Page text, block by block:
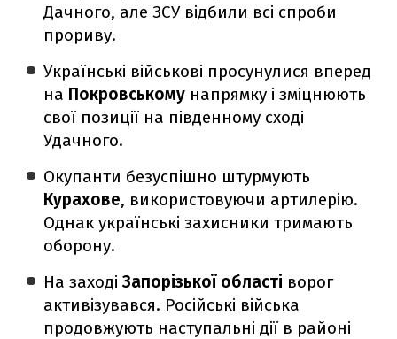
Дачного, але ЗСУ відбили всі спроби
прориву.
Українські військові просунулися вперед
на Покровському напрямку і зміцнюють
свої позиції на південному сході
Удачного.
Окупанти безуспішно штурмують
Курахове, використовуючи артилерію.
Однак українські захисники тримають
оборону.
На заходіЗапорізької області ворог
активізувався. Російські війська
продовжують наступальні дії в районі